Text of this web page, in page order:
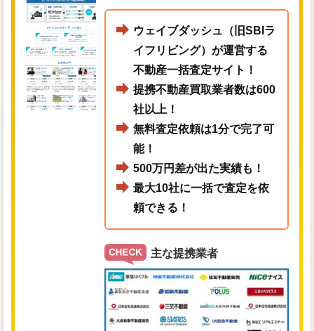
ウェイブダッシュ（旧SBIラ
イフリビング）が運営する
不動産一括査定サイト！
提携不動産買取業者数は600
社以上！
無料査定依頼は1分で完了可
能！
500万円差が出た実績も！
最大10社に一括で査定を依
頼できる！
主な提携業者